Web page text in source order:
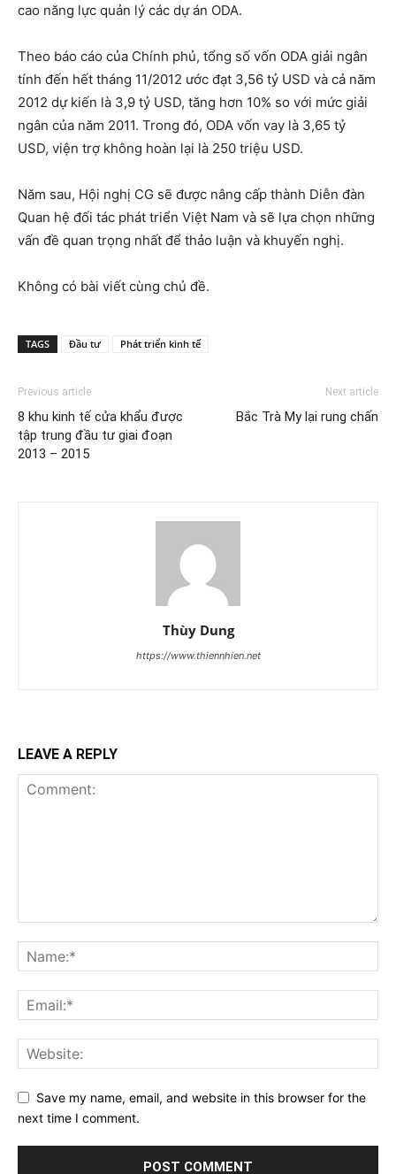
cao năng lực quản lý các dự án ODA.
Theo báo cáo của Chính phủ, tổng số vốn ODA giải ngân
tính đến hết tháng 11/2012 ước đạt 3,56 tỷ USD và cả năm
2012 dự kiến là 3,9 tỷ USD, tăng hơn 10% so với mức giải
ngân của năm 2011. Trong đó, ODA vốn vay là 3,65 tỷ
USD, viện trợ không hoàn lại là 250 triệu USD.
Năm sau, Hội nghị CG sẽ được nâng cấp thành Diễn đàn
Quan hệ đối tác phát triển Việt Nam và sẽ lựa chọn những
vấn đề quan trọng nhất để thảo luận và khuyến nghị.
Không có bài viết cùng chủ đề.
TAGS Đầu tư Phát triển kinh tế
Previous article
8 khu kinh tế cửa khẩu được
tập trung đầu tư giai đoạn
2013 – 2015
Next article
Bắc Trà My lại rung chấn
Thùy Dung
https://www.thiennhien.net
LEAVE A REPLY
Save my name, email, and website in this browser for the
next time I comment.